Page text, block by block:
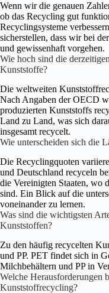
Wenn wir die genauen
ob das Recycling gut
Recyclingsysteme
sicherstellen, dass wir bei
und gewissenhaft vorgehen.
Wie hoch sind die
Kunststoffe?
Die weltweiten
Nach Angaben der OECD
produzierten Kunststoffs
Land zu Land, was sich
insgesamt recycelt.
Wie unterscheiden sich die
Die Recyclingquoten
und Deutschland recyceln
die Vereinigten Staaten, wo
sind. Ein Blick auf die
voneinander zu lernen.
Was sind die wichtigsten
Kunststoffen?
Zu den häufig recycelten
und PP. PET findet sich in
Milchbehältern und PP in
Welche Herausforderungen
Kunststoffrecycling?